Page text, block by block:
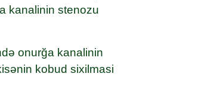
kanalinin stenozu
onurğa kanalinin
kobud sixilmasi